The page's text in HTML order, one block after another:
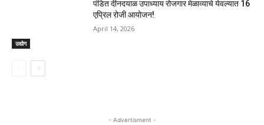
उद्योग
पंडित दीनदयाळ उपाध्याय रोजगार मेळाव्याचे येवल्यात 16
एप्रिल रोजी आयोजन!
April 14, 2026
- Advertisment -